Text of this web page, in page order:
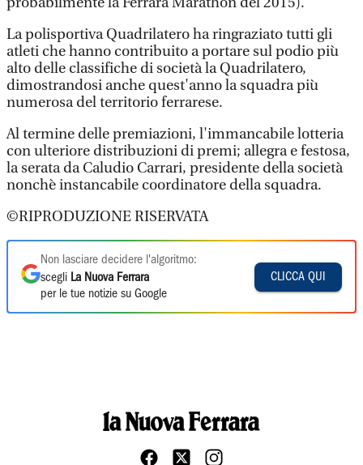
La polisportiva Quadrilatero ha ringraziato tutti gli
atleti che hanno contribuito a portare sul podio più
alto delle classifiche di società la Quadrilatero,
dimostrandosi anche quest'anno la squadra più
numerosa del territorio ferrarese.
Al termine delle premiazioni, l'immancabile lotteria
con ulteriore distribuzioni di premi; allegra e festosa,
la serata da Caludio Carrari, presidente della società
nonchè instancabile coordinatore della squadra.
©RIPRODUZIONE RISERVATA
Non lasciare decidere l'algoritmo:
scegli La Nuova Ferrara
per le tue notizie su Google
CLICCA QUI